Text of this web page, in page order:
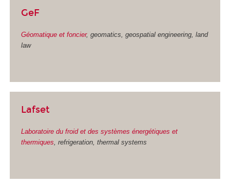
GeF
Géomatique et foncier, geomatics, geospatial engineering, land
law
Lafset
Laboratoire du froid et des systèmes énergétiques et
thermiques, refrigeration, thermal systems